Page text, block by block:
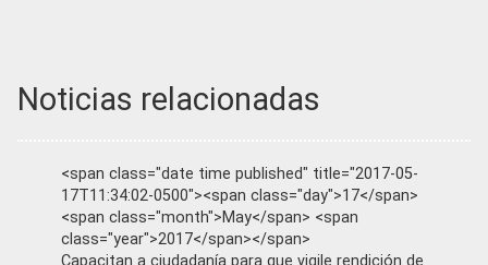
Noticias relacionadas
<span class="date time published" title="2017-05-
17T11:34:02-0500"><span class="day">17</span>
<span class="month">May</span> <span
class="year">2017</span></span>
Capacitan a ciudadanía para que vigile rendición de